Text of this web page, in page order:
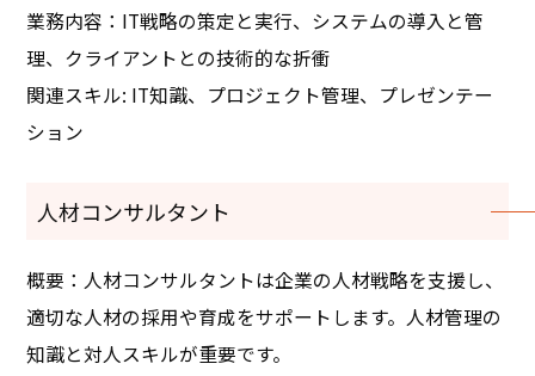
業務内容：IT戦略の策定と実行、システムの導入と管
理、クライアントとの技術的な折衝
関連スキル: IT知識、プロジェクト管理、プレゼンテー
ション
人材コンサルタント
概要：人材コンサルタントは企業の人材戦略を支援し、
適切な人材の採用や育成をサポートします。人材管理の
知識と対人スキルが重要です。